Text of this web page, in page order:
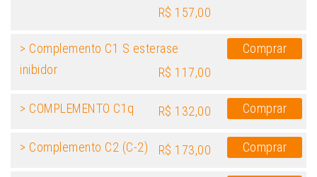
R$ 157,00
> Complemento C1 S esterase
inibidor
R$ 117,00
Comprar
> COMPLEMENTO C1q R$ 132,00 Comprar
> Complemento C2 (C-2) R$ 173,00 Comprar